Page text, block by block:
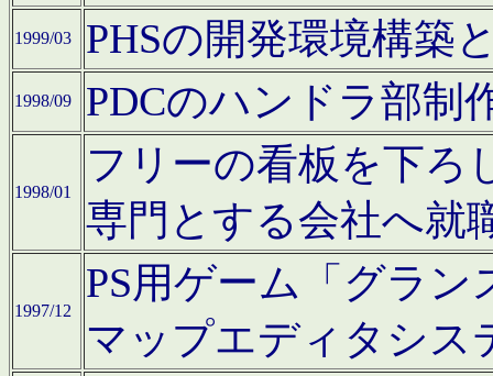
1999/03 PHSの開発環境構築
1998/09 PDCのハンドラ部制
1998/01
フリーの看板を下ろ
専門とする会社へ就
1997/12
PS用ゲーム「グラン
マップエディタシス